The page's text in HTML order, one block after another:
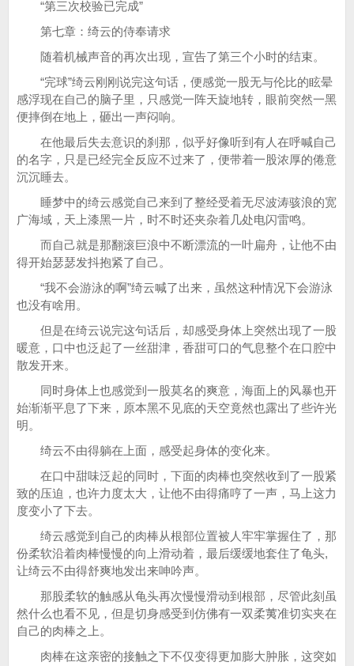
“第三次校验已完成”
第七章：绮云的侍奉请求
随着机械声音的再次出现，宣告了第三个小时的结束。
“完球”绮云刚刚说完这句话，便感觉一股无与伦比的眩晕
感浮现在自己的脑子里，只感觉一阵天旋地转，眼前突然一黑
便摔倒在地上，砸出一声闷响。
在他最后失去意识的刹那，似乎好像听到有人在呼喊自己
的名字，只是已经完全反应不过来了，便带着一股浓厚的倦意
沉沉睡去。
睡梦中的绮云感觉自己来到了整经受着无尽波涛骇浪的宽
广海域，天上漆黑一片，时不时还夹杂着几处电闪雷鸣。
而自己就是那翻滚巨浪中不断漂流的一叶扁舟，让他不由
得开始瑟瑟发抖抱紧了自己。
“我不会游泳的啊”绮云喊了出来，虽然这种情况下会游泳
也没有啥用。
但是在绮云说完这句话后，却感受身体上突然出现了一股
暖意，口中也泛起了一丝甜津，香甜可口的气息整个在口腔中
散发开来。
同时身体上也感觉到一股莫名的爽意，海面上的风暴也开
始渐渐平息了下来，原本黑不见底的天空竟然也露出了些许光
明。
绮云不由得躺在上面，感受起身体的变化来。
在口中甜味泛起的同时，下面的肉棒也突然收到了一股紧
致的压迫，也许力度太大，让他不由得痛哼了一声，马上这力
度变小了下去。
绮云感觉到自己的肉棒从根部位置被人牢牢掌握住了，那
份柔软沿着肉棒慢慢的向上滑动着，最后缓缓地套住了龟头,
让绮云不由得舒爽地发出来呻吟声。
那股柔软的触感从龟头再次慢慢滑动到根部，尽管此刻虽
然什么也看不见，但是切身感受到仿佛有一双柔荑准切实夹在
自己的肉棒之上。
肉棒在这亲密的接触之下不仅变得更加膨大肿胀，这突如